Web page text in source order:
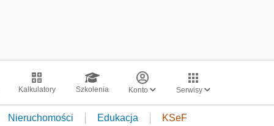
Kalkulatory Szkolenia Konto Serwisy
Nieruchomości Edukacja KSeF